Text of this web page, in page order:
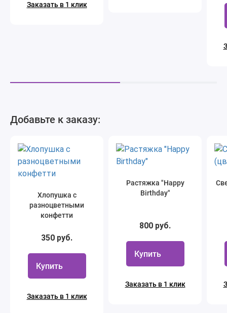
Заказать в 1 клик
Добавьте к заказу:
Хлопушка с
разноцветными
конфетти
350 руб.
Купить
Заказать в 1 клик
Растяжка "Happy
Birthday"
800 руб.
Купить
Заказать в 1 клик